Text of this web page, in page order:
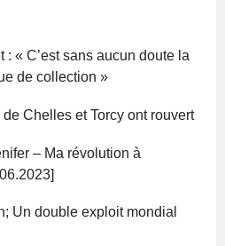
« C’est sans aucun doute la
de collection »
Chelles et Torcy ont rouvert
– Ma révolution à
Un double exploit mondial